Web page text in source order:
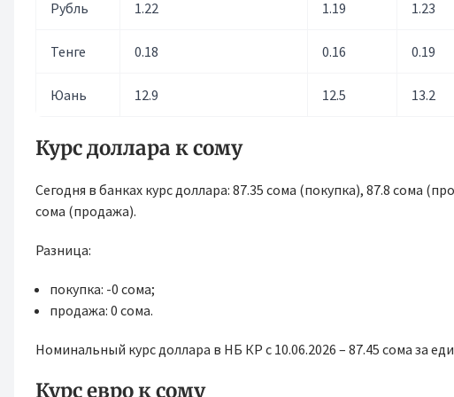
Рубль 1.22 1.19 1.23
Тенге 0.18 0.16 0.19
Юань 12.9 12.5 13.2
Курс доллара к сому
Сегодня в банках курс доллара: 87.35 сома (покупка), 87.8 сома
сома (продажа).
Разница:
покупка: -0 сома;
продажа: 0 сома.
Номинальный курс доллара в НБ КР с 10.06.2026 – 87.45 сома за
Курс евро к сому